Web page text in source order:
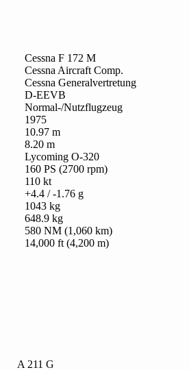
Cessna F 172 M
Cessna Aircraft Comp.
Cessna Generalvertretung
D-EEVB
Normal-/Nutzflugzeug
1975
10.97 m
8.20 m
Lycoming O-320
160 PS (2700 rpm)
110 kt
+4.4 / -1.76 g
1043 kg
648.9 kg
580 NM (1,060 km)
14,000 ft (4,200 m)
A 211 G